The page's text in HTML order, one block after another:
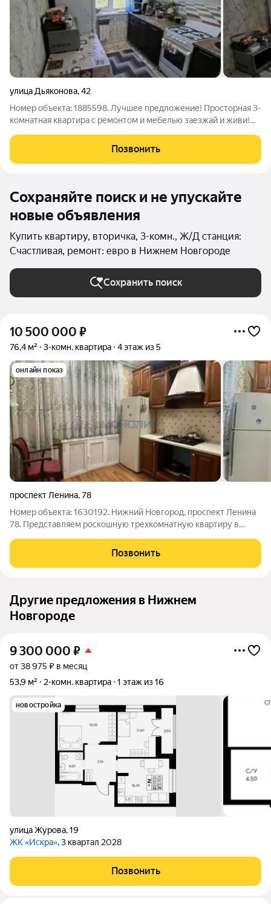
улица Дьяконова,42
Номер объекта: 1885598. Лучшее предложение! Просторная 3-
комнатная квартира с ремонтом и мебелью заезжай и живи!
62,5 м на 5 этаже пятиэтажного панельного дома по адресу: ул.
Дьяконова, д. 42.
Позвонить
Сохраняйте поиск и не упускайте
новые объявления
Купить квартиру, вторичка, 3-комн., Ж/Д станция:
Счастливая, ремонт: евро в Нижнем Новгороде
Сохранить поиск
10 500 000 ₽
76,4 м² 3-комн. квартира 4 этаж из 5
онлайн показ
проспект Ленина,78
Номер объекта: 1630192. Нижний Новгород, проспект Ленина
78. Представляем роскошную трехкомнатную квартиру в
монументализм встретился с современным качественным
ремонтом. Это не просто жилье, это статусное
Позвонить
Другие предложения в Нижнем
Новгороде
9 300 000 ₽
от 38 975 ₽ в месяц
53,9 м²
2-комн. квартира 1 этаж из 16
новостройка
улица Журова,19
ЖК «Искра», 3 квартал 2028
Позвонить